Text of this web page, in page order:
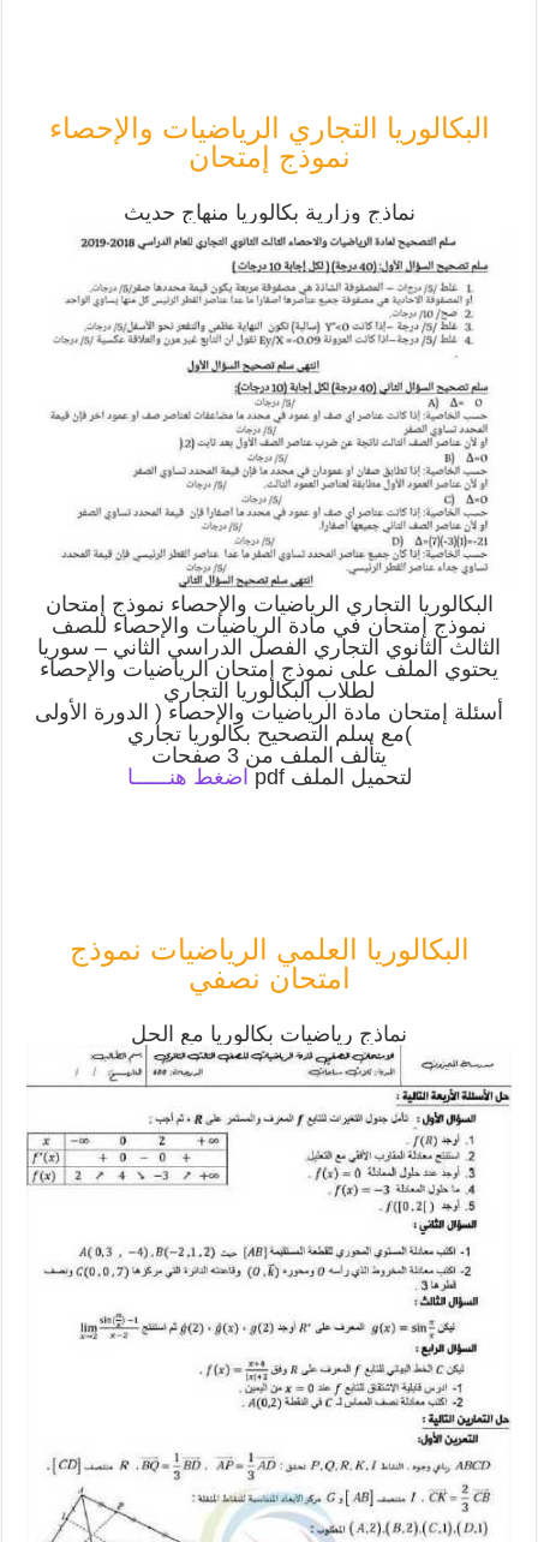
البكالوريا التجاري الرياضيات والإحصاء
نموذج إمتحان
نماذج وزارية بكالوريا منهاج حديث
البكالوريا التجاري الرياضيات والإحصاء نموذج إمتحان
نموذج إمتحان في مادة الرياضيات والإحصاء للصف
الثالث الثانوي التجاري الفصل الدراسي الثاني – سوريا
يحتوي الملف على نموذج إمتحان الرياضيات والإحصاء
لطلاب البكالوريا التجاري
أسئلة إمتحان مادة الرياضيات والإحصاء ( الدورة الأولى
)مع سلم التصحيح بكالوريا تجاري
يتألف الملف من 3 صفحات
لتحميل الملف pdf
اضغط هنــــــا
البكالوريا العلمي الرياضيات نموذج
امتحان نصفي
نماذج رياضيات بكالوريا مع الحل